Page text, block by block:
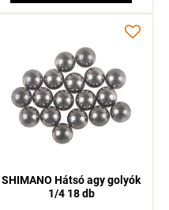
SHIMANO Hátsó agy golyók
1/4 18 db